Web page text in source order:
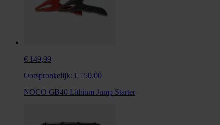
€ 149,99
Oorspronkelijk: € 150,00
NOCO GB40 Lithium Jump Starter